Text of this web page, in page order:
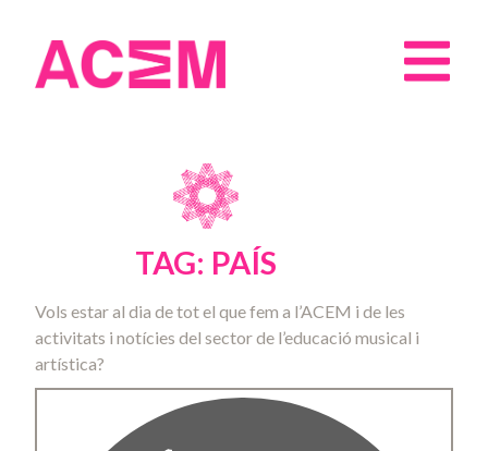
TAG: PAÍS
Vols estar al dia de tot el que fem a l’ACEM i de les
activitats i notícies del sector de l’educació musical i
artística?